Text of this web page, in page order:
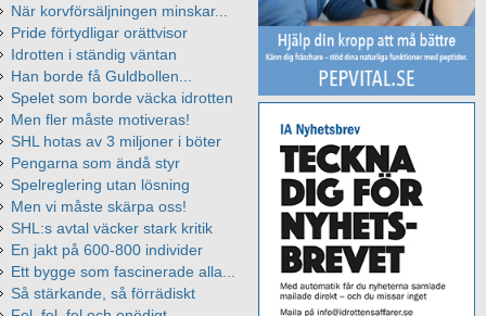
När korvförsäljningen minskar...
Pride förtydligar orättvisor
Idrotten i ständig väntan
Han borde få Guldbollen...
Spelet som borde väcka idrotten
Men fler måste motiveras!
SHL hotas av 3 miljoner i böter
Pengarna som ändå styr
Spelreglering utan lösning
Men vi måste skärpa oss!
SHL:s avtal väcker stark kritik
En jakt på 600-800 individer
Ett bygge som fascinerade alla...
Så stärkande, så förrädiskt